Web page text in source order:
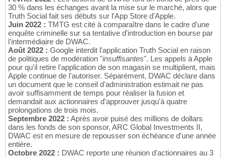
30 % dans les échanges avant la mise sur le marché, alors que
Truth Social fait ses débuts sur l'App Store d'Apple.
Juin 2022 : TMTG est cité à comparaître dans le cadre d'une
enquête criminelle sur sa tentative d'introduction en bourse par
l'intermédiaire de DWAC.
Août 2022 : Google interdit l'application Truth Social en raison
de politiques de modération "insuffisantes". Les appels à Apple
pour qu'il retire l'application de son magasin se multiplient, mais
Apple continue de l'autoriser. Séparément, DWAC déclare dans
un document que le conseil d'administration estimait ne pas
avoir suffisamment de temps pour réaliser la fusion et
demandait aux actionnaires d'approuver jusqu'à quatre
prolongations de trois mois.
Septembre 2022 : Après avoir puisé des millions de dollars
dans les fonds de son sponsor, ARC Global Investments II,
DWAC est en mesure de repousser son échéance d'une année
entière.
Octobre 2022 : DWAC reporte une réunion d'actionnaires au 3